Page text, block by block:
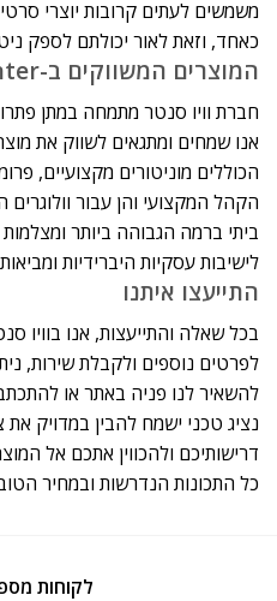
משמשים לעתים קרובות יוצרי
כאחד, וזאת לאור יכולתם לספק
המוצרים המשווקים ב-ViewCenter
חברת וויו סנטר מתמחה במתן
הכוללים מוניטורים מקצועיים,
הקהל המקצועי והן עבור
לישיבות עסקיות היברידיות
התייעצו איתנו
בכל שאלה והתייעצות, אנו בוויו
לפרטים נוספים ולקבלת שירות,
להשאיר לנו פניה באתר או
נציג טכני ישמח להבין במדויק את
כל התכונות הנדרשות ובמחיר
לקוחות